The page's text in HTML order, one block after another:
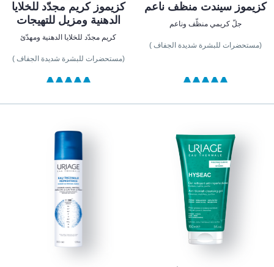
كزيموز سيندت منظف ناعم
جلّ كريمي منظّف وناعم
(مستحضرات للبشرة شديدة الجفاف )
كزيموز كريم مجدّد للخلايا
الدهنية ومزيل للتهيجات
كريم مجدّد للخلايا الدهنية ومهدّئ
(مستحضرات للبشرة شديدة الجفاف )